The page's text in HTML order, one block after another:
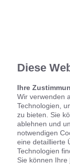
Startseite »Bad »
Diese
Ihre
Wir verwenden
Technologien,
zu bieten. Sie
ablehnen und
notwendigen
eine detaillierte
Technologien
Sie können Ihre